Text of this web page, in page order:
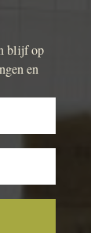
blijf op
en